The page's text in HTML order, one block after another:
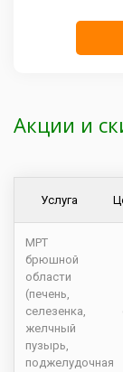
Акции и
Услуга
МРТ
брюшной
области
(печень,
селезенка,
желчный
пузырь,
поджелудочная